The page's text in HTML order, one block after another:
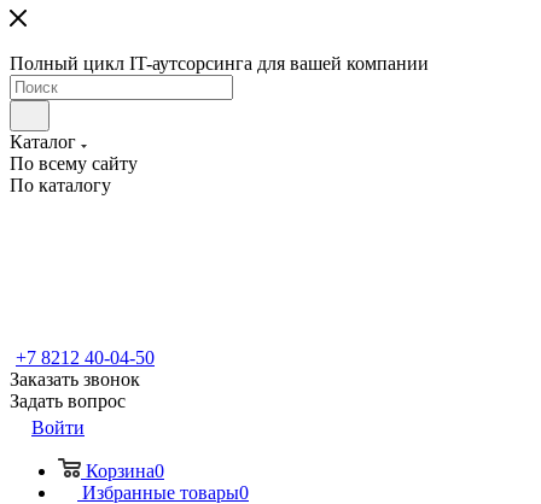
Полный цикл IT-аутсорсинга для вашей компании
Каталог
По всему сайту
По каталогу
+7 8212 40-04-50
Заказать звонок
Задать вопрос
Войти
Корзина0
Избранные товары0